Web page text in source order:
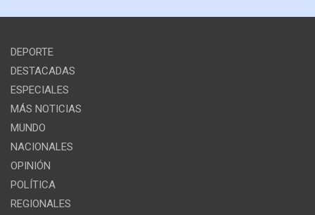
DEPORTE
DESTACADAS
ESPECIALES
MÁS NOTICIAS
MUNDO
NACIONALES
OPINIÓN
POLÍTICA
REGIONALES